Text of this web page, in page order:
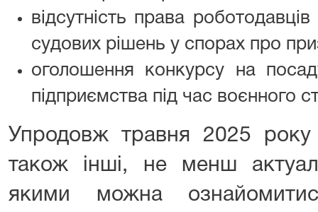
відсутність права
судових рішень у спорах про
оголошення конкурсу на
підприємства під час воєнного
Упродовж травня 2025
також інші, не менш
якими можна